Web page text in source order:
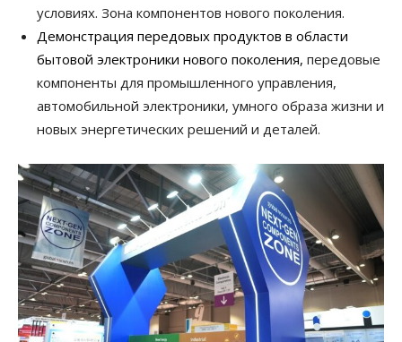
условиях. Зона компонентов нового поколения.
Демонстрация передовых продуктов в области
бытовой электроники нового поколения, передовые
компоненты для промышленного управления,
автомобильной электроники, умного образа жизни и
новых энергетических решений и деталей.